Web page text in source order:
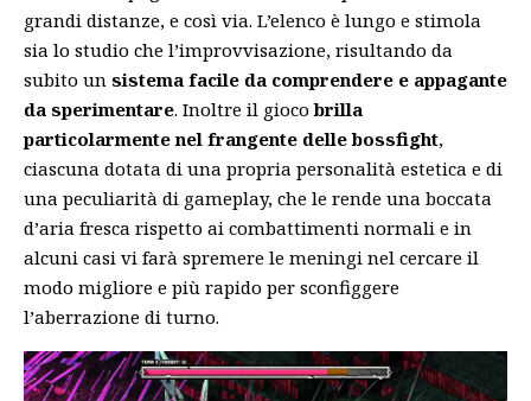
grandi distanze, e così via. L’elenco è lungo e stimola
sia lo studio che l’improvvisazione, risultando da
subito un sistema facile da comprendere e appagante
da sperimentare. Inoltre il giocobrilla
particolarmente nel frangente delle bossfight,
ciascuna dotata di una propria personalità estetica e di
una peculiarità di gameplay, che le rende una boccata
d’aria fresca rispetto ai combattimenti normali e in
alcuni casi vi farà spremere le meningi nel cercare il
modo migliore e più rapido per sconfiggere
l’aberrazione di turno.